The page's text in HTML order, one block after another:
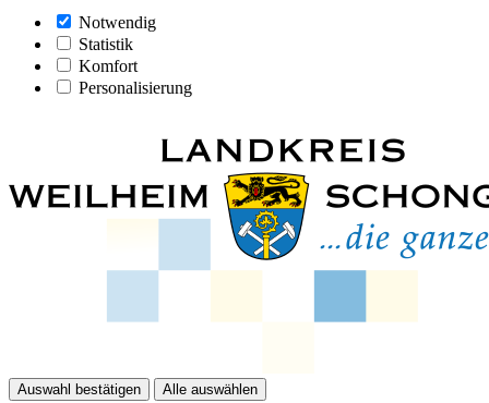
Notwendig
Statistik
Komfort
Personalisierung
Auswahl bestätigen Alle auswählen